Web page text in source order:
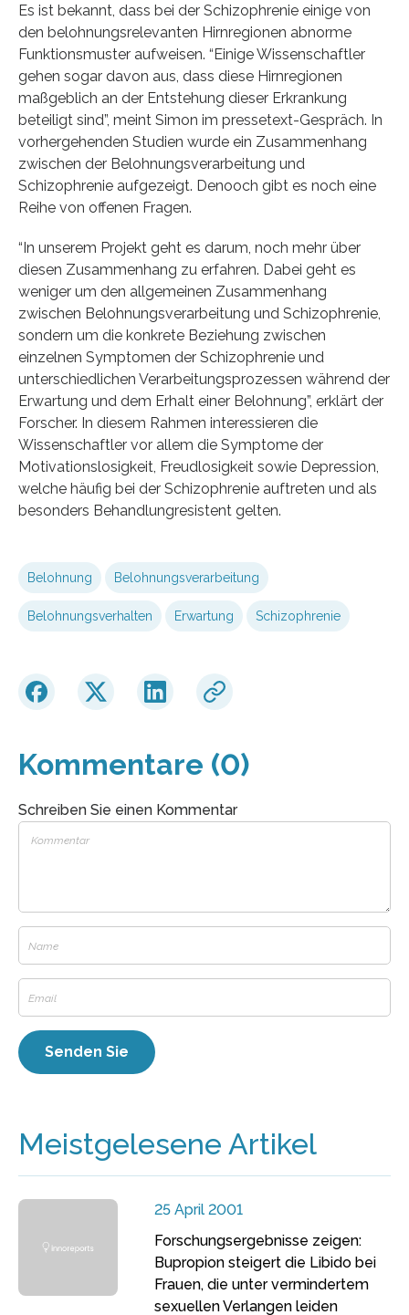
Es ist bekannt, dass bei der Schizophrenie einige von
den belohnungsrelevanten Hirnregionen abnorme
Funktionsmuster aufweisen. “Einige Wissenschaftler
gehen sogar davon aus, dass diese Hirnregionen
maßgeblich an der Entstehung dieser Erkrankung
beteiligt sind”, meint Simon im pressetext-Gespräch. In
vorhergehenden Studien wurde ein Zusammenhang
zwischen der Belohnungsverarbeitung und
Schizophrenie aufgezeigt. Denooch gibt es noch eine
Reihe von offenen Fragen.
“In unserem Projekt geht es darum, noch mehr über
diesen Zusammenhang zu erfahren. Dabei geht es
weniger um den allgemeinen Zusammenhang
zwischen Belohnungsverarbeitung und Schizophrenie,
sondern um die konkrete Beziehung zwischen
einzelnen Symptomen der Schizophrenie und
unterschiedlichen Verarbeitungsprozessen während der
Erwartung und dem Erhalt einer Belohnung”, erklärt der
Forscher. In diesem Rahmen interessieren die
Wissenschaftler vor allem die Symptome der
Motivationslosigkeit, Freudlosigkeit sowie Depression,
welche häufig bei der Schizophrenie auftreten und als
besonders Behandlungresistent gelten.
Belohnung Belohnungsverarbeitung
Belohnungsverhalten Erwartung Schizophrenie
Kommentare (0)
Schreiben Sie einen Kommentar
Meistgelesene Artikel
25 April 2001
Forschungsergebnisse zeigen:
Bupropion steigert die Libido bei
Frauen, die unter vermindertem
sexuellen Verlangen leiden